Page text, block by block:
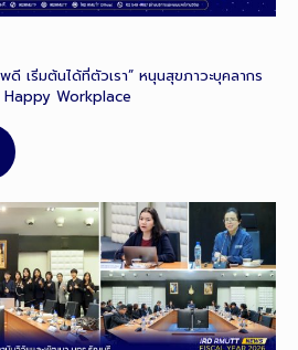
เริ่มต้นได้ที่ตัวเรา” หนุนสุขภาวะบุคลากร
Workplace